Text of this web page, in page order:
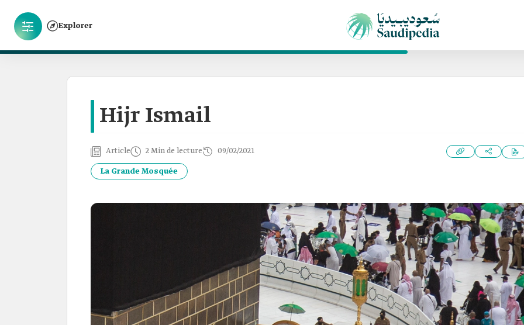
Explorer
Hijr Ismail
Article 2 Min de lecture 09/02/2021
La Grande Mosquée